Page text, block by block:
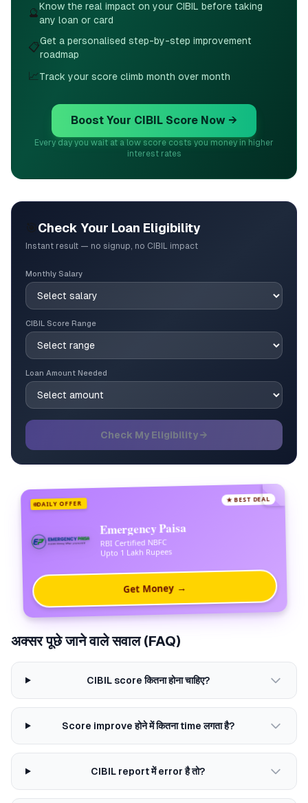
🔮Know the real impact on your CIBIL before taking
any loan or card
📋Get a personalised step-by-step improvement
roadmap
📈Track your score climb month over month
Boost Your CIBIL Score Now →
Every day you wait at a low score costs you money in higher
interest rates
Check Your Loan Eligibility
Instant result — no signup, no CIBIL impact
Monthly Salary
CIBIL Score Range
Loan Amount Needed
Check My Eligibility →
DAILY OFFER ★ BEST DEAL
Emergency Paisa
RBI Certified NBFC
Upto 1 Lakh Rupees
Get Money →
अक्सर पूछे जाने वाले सवाल (FAQ)
CIBIL score कितना होना चाहिए?
Score improve होने में कितना time लगता है?
CIBIL report में error है तो?